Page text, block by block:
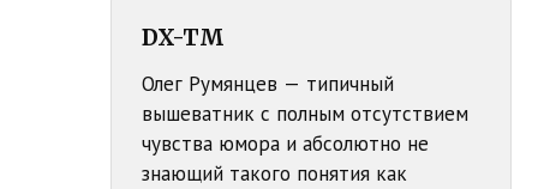
DX-TM
Олег Румянцев — типичный
вышеватник с полным отсутствием
чувства юмора и абсолютно не
знающий такого понятия как